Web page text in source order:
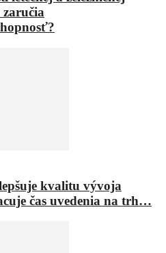
kvalitu vývoja
čas uvedenia na trh…